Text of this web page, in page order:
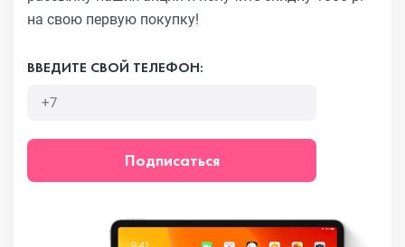
на свою первую покупку!
ВВЕДИТЕ СВОЙ ТЕЛЕФОН:
Подписаться